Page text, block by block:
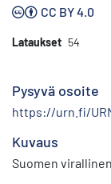
CC BY 4.0
Lataukset 54
Pysyvä osoite
https://urn.fi/
Kuvaus
Suomen